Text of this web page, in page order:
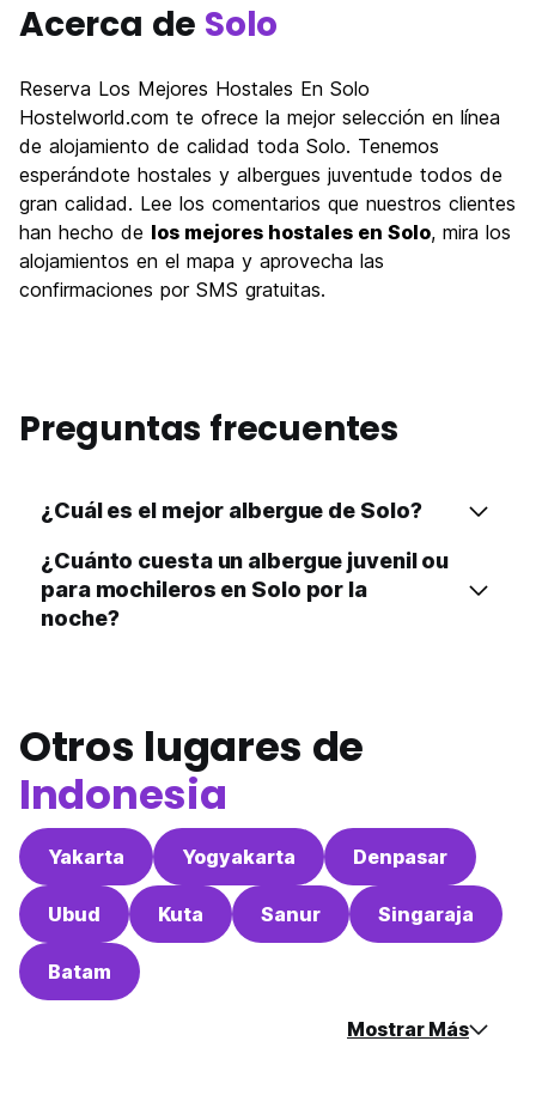
Acerca de Solo
Reserva Los Mejores Hostales En Solo
Hostelworld.com te ofrece la mejor selección en línea
de alojamiento de calidad toda Solo. Tenemos
esperándote hostales y albergues juventude todos de
gran calidad. Lee los comentarios que nuestros clientes
han hecho de los mejores hostales en Solo, mira los
alojamientos en el mapa y aprovecha las
confirmaciones por SMS gratuitas.
Preguntas frecuentes
¿Cuál es el mejor albergue de Solo?
¿Cuánto cuesta un albergue juvenil ou
para mochileros en Solo por la
noche?
Otros lugares de
Indonesia
Yakarta Yogyakarta Denpasar
Ubud Kuta Sanur Singaraja
Batam
Mostrar Más